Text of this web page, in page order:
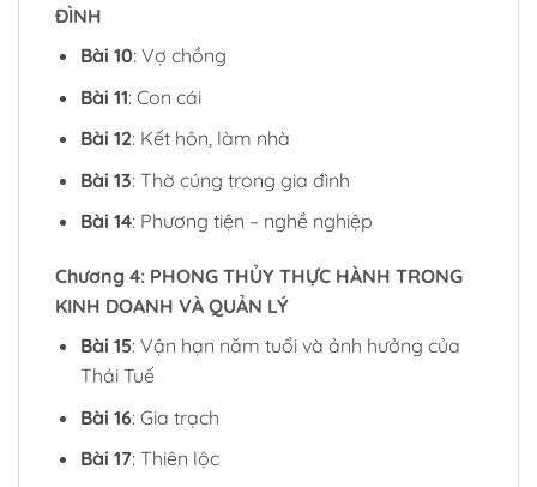
ĐÌNH
Bài 10: Vợ chồng
Bài 11: Con cái
Bài 12: Kết hôn, làm nhà
Bài 13: Thờ cúng trong gia đình
Bài 14: Phương tiện – nghề nghiệp
Chương 4: PHONG THỦY THỰC HÀNH TRONG
KINH DOANH VÀ QUẢN LÝ
Bài 15: Vận hạn năm tuổi và ảnh hưởng của
Thái Tuế
Bài 16: Gia trạch
Bài 17: Thiên lộc